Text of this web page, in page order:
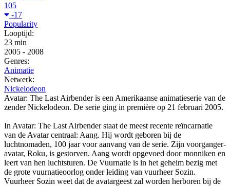
105
-17
Popularity
Looptijd:
23 min
2005 - 2008
Genres:
Animatie
Netwerk:
Nickelodeon
Avatar: The Last Airbender is een Amerikaanse animatieserie van de
zender Nickelodeon. De serie ging in première op 21 februari 2005.
In Avatar: The Last Airbender staat de meest recente reïncarnatie
van de Avatar centraal: Aang. Hij wordt geboren bij de
luchtnomaden, 100 jaar voor aanvang van de serie. Zijn voorganger-
avatar, Roku, is gestorven. Aang wordt opgevoed door monniken en
leert van hen luchtsturen. De Vuurnatie is in het geheim bezig met
de grote vuurnatieoorlog onder leiding van vuurheer Sozin.
Vuurheer Sozin weet dat de avatargeest zal worden herboren bij de